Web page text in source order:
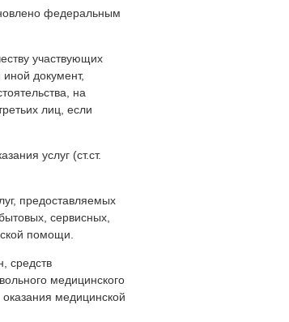
федеральным
участвующих
документ,
на
лиц, если
услуг (ст.ст.
предоставляемых
сервисных,
помощи.
средств
медицинского
медицинской